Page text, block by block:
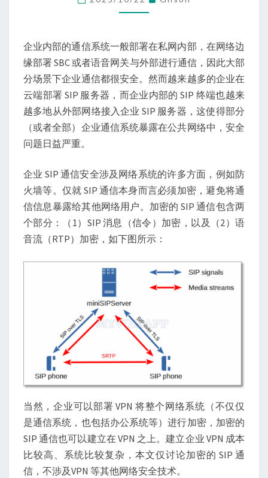
企
SIP
通
信
企业内部的通信系统一般部署在私网内部，在网络边
缘部署 SBC 或者语音网关与外部进行通信，因此大部
分场景下企业通信都很安全。然而越来越多的企业在
云端部署 SIP 服务器，而企业内部的 SIP 终端也越来
越多地从外部网络接入企业 SIP 服务器，这使得部分
（或者全部）企业通信系统暴露在公共网络中，安全
问题日益严重。
企业 SIP 通信安全涉及网络系统的许多方面，例如防
火墙等。仅就 SIP 通信本身而言必须加密，避免将通
信信息暴露给其他网络用户。加密的 SIP 通信包含两
个部分：（1）SIP 消息（信令）加密，以及（2）语
音流（RTP）加密，如下图所示：
当然，企业可以部署 VPN 将整个网络系统（不仅仅
是通信系统，也包括办公系统等）进行加密，加密的
SIP 通信也可以建立在 VPN 之上。建立企业 VPN 成本
比较高、系统比较复杂，本文仅讨论加密的 SIP 通
信，不涉及VPN 等其他网络安全技术。